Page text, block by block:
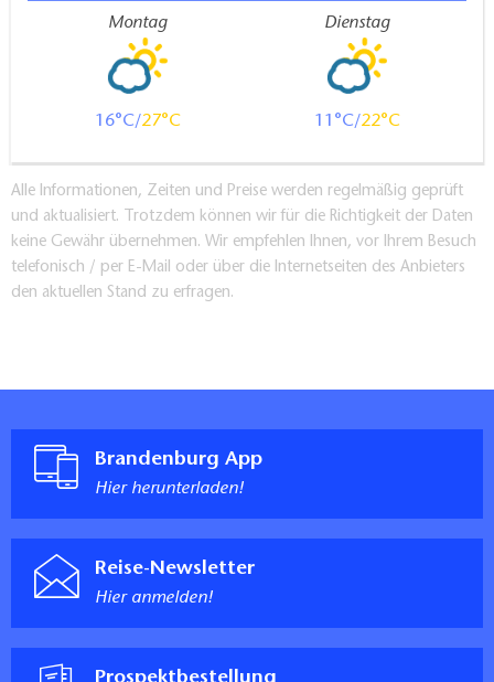
Montag
16 27
Dienstag
11 22
Alle Informationen, Zeiten und Preise werden regelmäßig geprüft
und aktualisiert. Trotzdem können wir für die Richtigkeit der Daten
keine Gewähr übernehmen. Wir empfehlen Ihnen, vor Ihrem Besuch
telefonisch / per E-Mail oder über die Internetseiten des Anbieters
den aktuellen Stand zu erfragen.
Brandenburg App
Hier herunterladen!
Reise-Newsletter
Hier anmelden!